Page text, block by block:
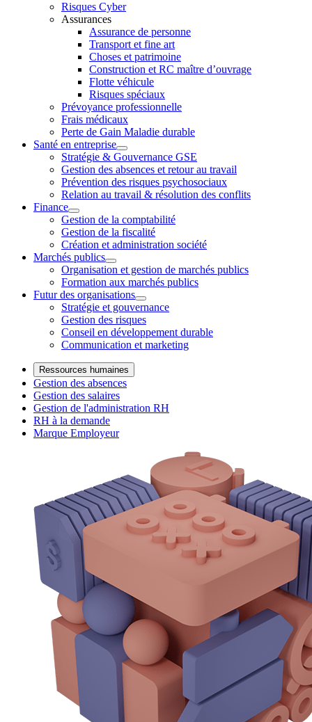
Risques Cyber
Assurances
Assurance de personne
Transport et fine art
Choses et patrimoine
Construction et RC maître d’ouvrage
Flotte véhicule
Risques spéciaux
Prévoyance professionnelle
Frais médicaux
Perte de Gain Maladie durable
Santé en entreprise
Stratégie & Gouvernance GSE
Gestion des absences et retour au travail
Prévention des risques psychosociaux
Relation au travail & résolution des conflits
Finance
Gestion de la comptabilité
Gestion de la fiscalité
Création et administration société
Marchés publics
Organisation et gestion de marchés publics
Formation aux marchés publics
Futur des organisations
Stratégie et gouvernance
Gestion des risques
Conseil en développement durable
Communication et marketing
Ressources humaines
Gestion des absences
Gestion des salaires
Gestion de l'administration RH
RH à la demande
Marque Employeur